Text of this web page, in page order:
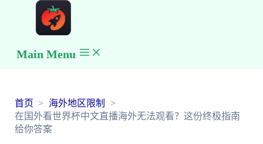
Main Menu
首页
海外地区限制
在国外看世界杯中文直播海外无法观看？这份终极指南
给你答案